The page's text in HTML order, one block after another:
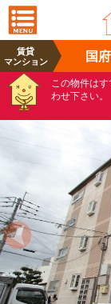
賃貸
マンション
国
この物件は
わせ下さい。